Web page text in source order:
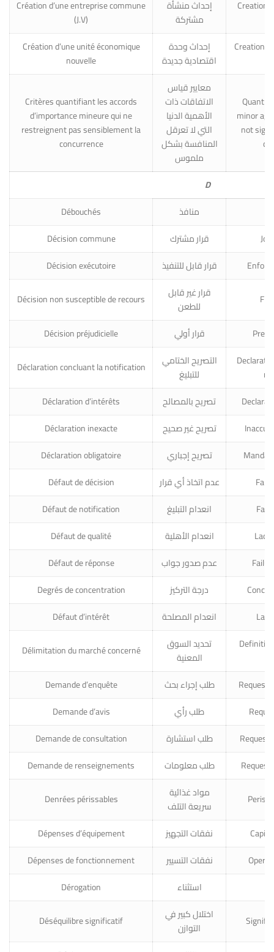
Création d’une entreprise commune
(J.V)
إحداث منشأة
مشتركة
Creation
Création d’une unité économique
nouvelle
إحداث وحدة
اقتصادية جديدة
Creation
Critères quantifiant les accords
d’importance mineure qui ne
restreignent pas sensiblement la
concurrence
معايير قياس
الاتفاقات ذات
الأهمية الدنيا
التي لا تعرقل
المنافسة بشكل
ملموس
minor
not
D
Débouchés
منافذ
Décision commune
قرار مشترك
Décision exécutoire
قرار قابل للتنفيذ
Décision non susceptible de recours
قرار غير قابل
للطعن
Décision préjudicielle قرار أولي
Déclaration concluant la notification
التصريح الختامي
للتبليغ
Déclaration d’intérêts
تصريح بالمصالح
Déclaration inexacte
تصريح غير صحيح
Déclaration obligatoire
تصريح إجباري
Défaut de décision
عدم اتخاذ أي قرار
Défaut de notification
انعدام التبليغ
Défaut de qualité
انعدام الأهلية
Défaut de réponse
عدم صدور جواب
Degrés de concentration
درجة التركيز
Défaut d’intérêt
انعدام المصلحة
Délimitation du marché concerné
تحديد السوق
المعنية
Demande d’enquête
طلب إجراء بحث
Request
Demande d’avis
طلب رأي
Demande de consultation
طلب استشارة
Demande de renseignements
طلب معلومات
Denrées périssables
مواد غذائية
سريعة التلف
Dépenses d’équipement نفقات التجهيز
Dépenses de fonctionnement
نفقات التسيير
Dérogation
استثناء
Déséquilibre significatif
اختلال كبير في
التوازن